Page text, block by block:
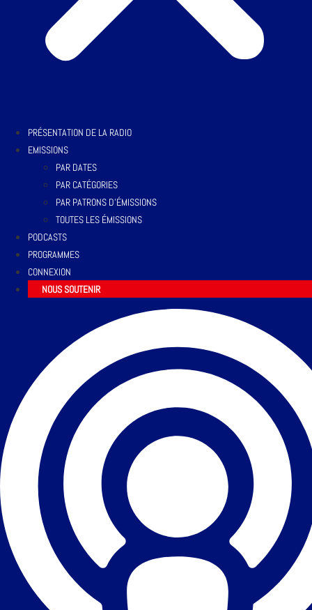
PRÉSENTATION DE LA RADIO
EMISSIONS
PAR DATES
PAR CATÉGORIES
PAR PATRONS D’ÉMISSIONS
TOUTES LES ÉMISSIONS
PODCASTS
PROGRAMMES
CONNEXION
NOUS SOUTENIR